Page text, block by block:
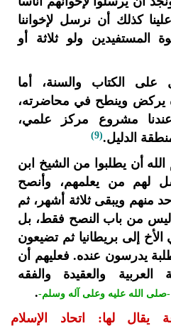
كذلك أن نرسل لإخواننا
المستفيدين ولو ثلاثة أو
على الكتاب والسنة، أما
يركض وينطح في محاضرته،
مشروع مركز علمي،
الدليل.(9)
أن يطلبوا من الشيخ ابن
لهم من يعلمهم، وأنصح
منهم ويبقى ثلاثة أشهر، ثم
ليس من باب النصح فقط، بل
الأخ إلى بريطانيا ثم تضيعون
طلبة يدرسون عنده. فعليهم أن
والعقيدة والفقه
-صلى الله عليه وعلى آله وسلم-.
جماعة يقال لها: اتحاد الإسلام